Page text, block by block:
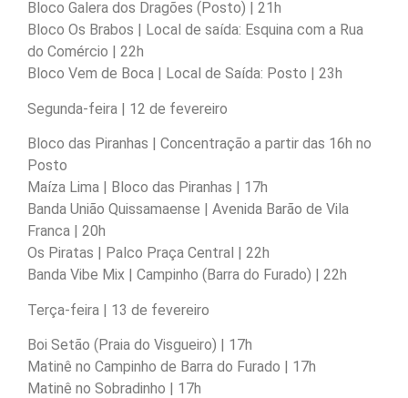
Bloco Galera dos Dragões (Posto) | 21h
Bloco Os Brabos | Local de saída: Esquina com a Rua
do Comércio | 22h
Bloco Vem de Boca | Local de Saída: Posto | 23h
Segunda-feira | 12 de fevereiro
Bloco das Piranhas | Concentração a partir das 16h no
Posto
Maíza Lima | Bloco das Piranhas | 17h
Banda União Quissamaense | Avenida Barão de Vila
Franca | 20h
Os Piratas | Palco Praça Central | 22h
Banda Vibe Mix | Campinho (Barra do Furado) | 22h
Terça-feira | 13 de fevereiro
Boi Setão (Praia do Visgueiro) | 17h
Matinê no Campinho de Barra do Furado | 17h
Matinê no Sobradinho | 17h